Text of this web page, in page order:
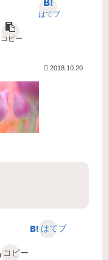
はてブ
コピー
2018.10.20
はてブ
コピー